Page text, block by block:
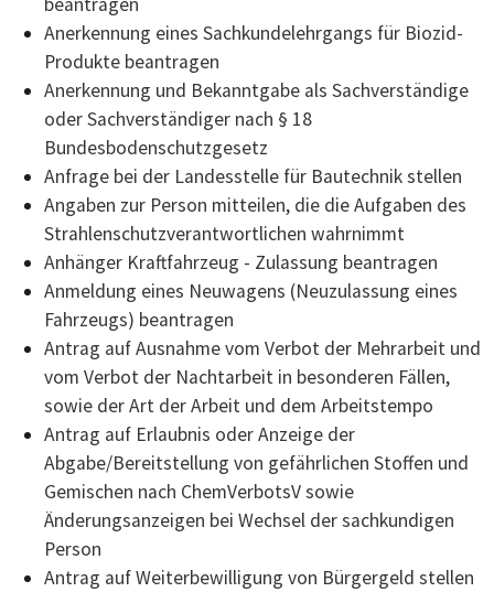
Anerkennung eines Sachkundelehrgangs für Biozid-
Produkte beantragen
Anerkennung und Bekanntgabe als Sachverständige
oder Sachverständiger nach § 18
Bundesbodenschutzgesetz
Anfrage bei der Landesstelle für Bautechnik stellen
Angaben zur Person mitteilen, die die Aufgaben des
Strahlenschutzverantwortlichen wahrnimmt
Anhänger Kraftfahrzeug - Zulassung beantragen
Anmeldung eines Neuwagens (Neuzulassung eines
Fahrzeugs) beantragen
Antrag auf Ausnahme vom Verbot der Mehrarbeit und
vom Verbot der Nachtarbeit in besonderen Fällen,
sowie der Art der Arbeit und dem Arbeitstempo
Antrag auf Erlaubnis oder Anzeige der
Abgabe/Bereitstellung von gefährlichen Stoffen und
Gemischen nach ChemVerbotsV sowie
Änderungsanzeigen bei Wechsel der sachkundigen
Person
Antrag auf Weiterbewilligung von Bürgergeld stellen